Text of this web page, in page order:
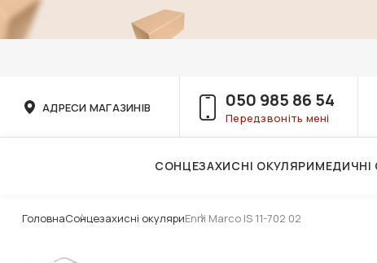
АДРЕСИ МАГАЗИНІВ 050 985 86 54
Передзвоніть мені
СОНЦЕЗАХИСНІ ОКУЛЯРИМЕДИЧНІ
ГоловнаСонцезахисні окуляриEnni Marco IS 11-702 02